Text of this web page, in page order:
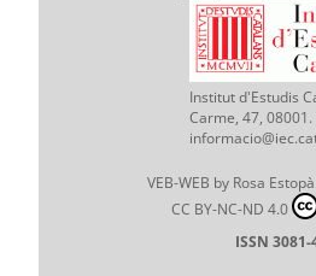
Institut d'Estudis
Carme, 47,
VEB-WEB by Rosa Estopà
CC BY-NC-ND 4.0
ISSN 3081-